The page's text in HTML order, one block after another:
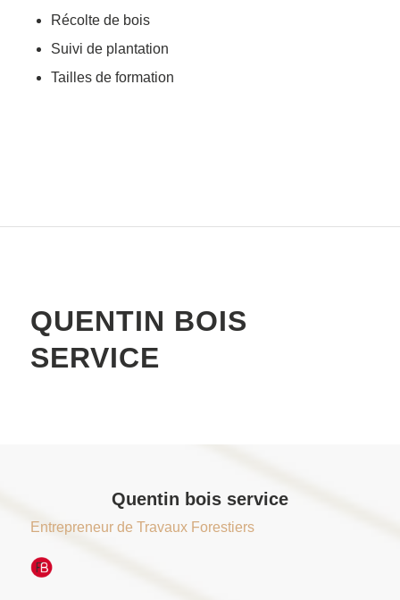
Récolte de bois
Suivi de plantation
Tailles de formation
QUENTIN BOIS
SERVICE
Quentin bois service
Entrepreneur de Travaux Forestiers